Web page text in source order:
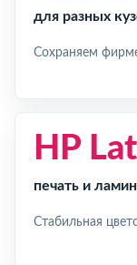
для разных
Сохраняем
HP
печать и
Стабильная